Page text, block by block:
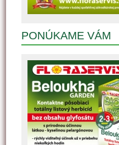
PONÚKAME VÁM